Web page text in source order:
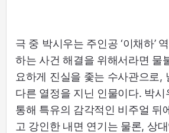
극 중 박시우는 주인공 ‘이채하’
하는 사건 해결을 위해서라면 물
요하게 진실을 좇는 수사관으로,
다른 열정을 지닌 인물이다. 박시
통해 특유의 감각적인 비주얼 뒤
고 강인한 내면 연기는 물론, 상